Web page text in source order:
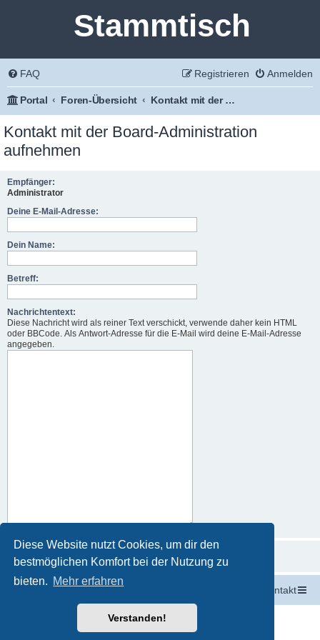
Diese Website nutzt Cookies, um dir den
bestmöglichen Komfort bei der Nutzung zu
bieten. Mehr erfahren
Verstanden!
Stammtisch
FAQ Anmelden
Registrieren
Portal Foren-Übersicht Kontakt mit der Board-Administration aufnehmen
Kontakt mit der Board-Administration
aufnehmen
Empfänger:
Administrator
Deine E-Mail-Adresse:
Dein Name:
Betreff:
Nachrichtentext:
Diese Nachricht wird als reiner Text verschickt, verwende daher kein HTML
oder BBCode. Als Antwort-Adresse für die E-Mail wird deine E-Mail-Adresse
angegeben.
Startseite Portal Kontakt
phpBB ® Forum Software © phpBB Limited
Deutsche Übersetzung durch